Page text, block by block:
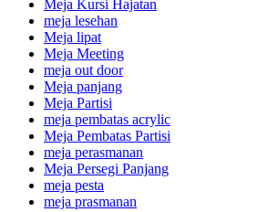
Meja Kursi Hajatan
meja lesehan
Meja lipat
Meja Meeting
meja out door
Meja panjang
Meja Partisi
meja pembatas acrylic
Meja Pembatas Partisi
meja perasmanan
Meja Persegi Panjang
meja pesta
meja prasmanan